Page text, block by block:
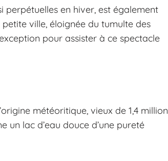
perpétuelles en hiver, est également
ville, éloignée du tumulte des
pour assister à ce spectacle
météoritique, vieux de 1,4 million
un lac d’eau douce d’une pureté